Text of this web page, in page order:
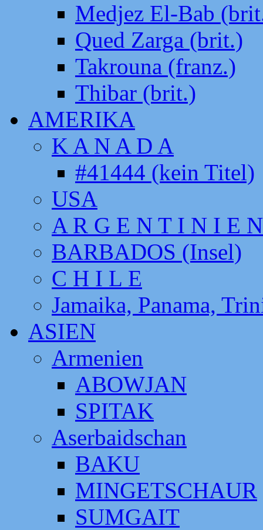
Medjez El-Bab
Qued Zarga (brit.)
Takrouna (franz.)
Thibar (brit.)
AMERIKA
K A N A D A
#41444 (kein Titel)
USA
A R G E N T I N I E N
BARBADOS (Insel)
C H I L E
Jamaika, Panama,
ASIEN
Armenien
ABOWJAN
SPITAK
Aserbaidschan
BAKU
MINGETSCHAUR
SUMGAIT